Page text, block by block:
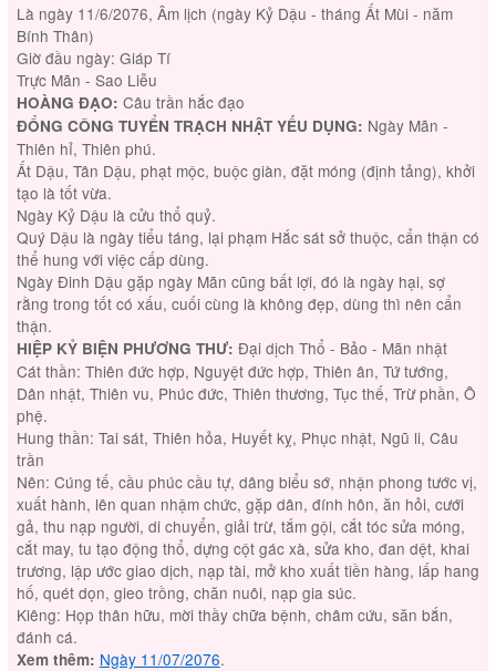
Là ngày 11/6/2076, Âm lịch (ngày Kỷ Dậu - tháng Ất Mùi - năm
Bính Thân)
Giờ đầu ngày: Giáp Tí
Trực Mãn - Sao Liễu
HOÀNG ĐẠO: Câu trần hắc đạo
ĐỔNG CÔNG TUYỂN TRẠCH NHẬT YẾU DỤNG: Ngày Mãn -
Thiên hỉ, Thiên phú.
Ất Dậu, Tân Dậu, phạt mộc, buộc giàn, đặt móng (định tảng), khởi
tạo là tốt vừa.
Ngày Kỷ Dậu là cửu thổ quỷ.
Quý Dậu là ngày tiểu táng, lại phạm Hắc sát sở thuộc, cẩn thận có
thể hung với việc cấp dùng.
Ngày Đinh Dậu gặp ngày Mãn cũng bất lợi, đó là ngày hại, sợ
rằng trong tốt có xấu, cuối cùng là không đẹp, dùng thì nên cẩn
thận.
HIỆP KỶ BIỆN PHƯƠNG THƯ: Đại dịch Thổ - Bảo - Mãn nhật
Cát thần: Thiên đức hợp, Nguyệt đức hợp, Thiên ân, Tứ tướng,
Dân nhật, Thiên vu, Phúc đức, Thiên thương, Tục thế, Trừ phần, Ô
phệ.
Hung thần: Tai sát, Thiên hỏa, Huyết kỵ, Phục nhật, Ngũ li, Câu
trần
Nên: Cúng tế, cầu phúc cầu tự, dâng biểu sớ, nhận phong tước vị,
xuất hành, lên quan nhậm chức, gặp dân, đính hôn, ăn hỏi, cưới
gả, thu nạp người, di chuyển, giải trừ, tắm gội, cắt tóc sửa móng,
cắt may, tu tạo động thổ, dựng cột gác xà, sửa kho, đan dệt, khai
trương, lập ước giao dịch, nạp tài, mở kho xuất tiền hàng, lấp hang
hố, quét dọn, gieo trồng, chăn nuôi, nạp gia súc.
Kiêng: Họp thân hữu, mời thầy chữa bệnh, châm cứu, săn bắn,
đánh cá.
Xem thêm: Ngày 11/07/2076.